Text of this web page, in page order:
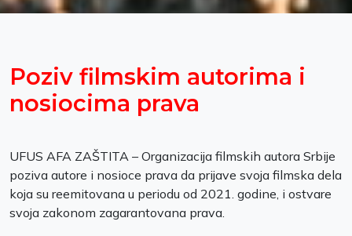
Poziv filmskim autorima i
nosiocima prava
UFUS AFA ZAŠTITA – Organizacija filmskih autora Srbije
poziva autore i nosioce prava da prijave svoja filmska dela
koja su reemitovana u periodu od 2021. godine, i ostvare
svoja zakonom zagarantovana prava.